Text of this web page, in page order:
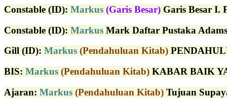
Constable (ID): Markus (Garis Besar) Garis Besar I.
Constable (ID): Markus Mark Daftar Pustaka
Gill (ID): Markus (Pendahuluan Kitab)
BIS: Markus (Pendahuluan Kitab) KABAR BAIK
Ajaran: Markus (Pendahuluan Kitab) Tujuan